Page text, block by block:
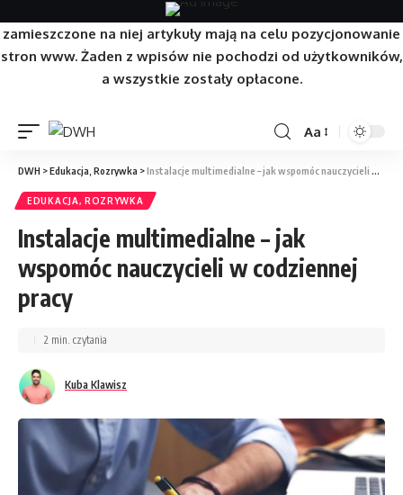
Strona/Blog w całości ma charakter reklamowy, a
zamieszczone na niej artykuły mają na celu pozycjonowanie
stron www. Żaden z wpisów nie pochodzi od użytkowników,
a wszystkie zostały opłacone.
Aa
DWH >Edukacja, Rozrywka >Instalacje multimedialne – jak wspomóc nauczycieli w codziennej pracy
EDUKACJA, ROZRYWKA
Instalacje multimedialne – jak
wspomóc nauczycieli w codziennej
pracy
Kuba Klawisz
2 min. czytania